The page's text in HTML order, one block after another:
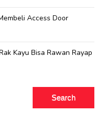
Access Door
Kayu Bisa Rawan Rayap